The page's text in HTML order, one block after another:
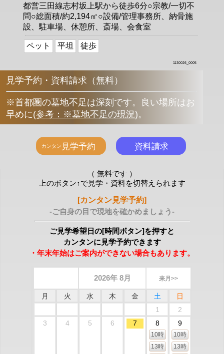
都営三田線志村坂上駅から徒歩6分○宗教/一切不
問○総面積/約2,194㎡○設備/管理事務所、納骨施
設、駐車場、休憩所、斎場、会食室
ペット 平坦 徒歩
1130026_0005
見学予約・資料請求（無料）
※首都圏の墓地不足は深刻です。良い場所はお
早めに(参考：※墓地不足の現況)。
（ 無料です ）
上のボタン↑で見学・資料を切替えられます
[カンタン見学予約]
-ご自身の目で現地を確かめましょう-
ご見学希望日の[時間ボタン]を押すと
カンタンに見学予約できます
・年末年始はご案内ができない場合もあります。
2026年 8月 来月>>
月 火 水 木 金 土
日
1
2
3
4 5 6 7 8
10時
13時
9
10時
13時